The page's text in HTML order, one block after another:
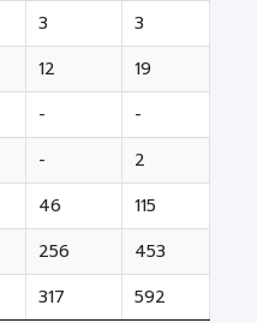
3
3
12
19
-
-
-
2
46
115
256
453
317 592